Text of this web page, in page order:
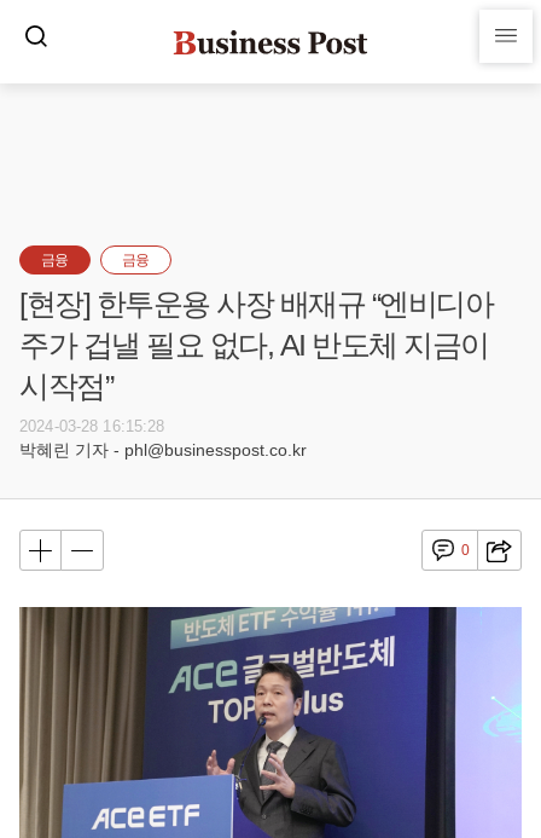
금융 금융
[현장] 한투운용 사장 배재규 “엔비디아
주가 겁낼 필요 없다, AI 반도체 지금이
시작점”
2024-03-28 16:15:28
박혜린 기자 - phl@businesspost.co.kr
0